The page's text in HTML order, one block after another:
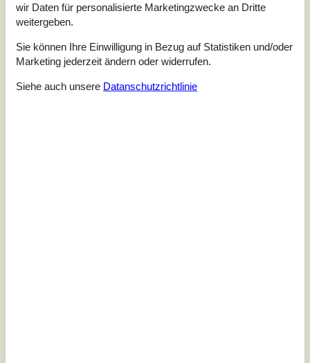
wir Daten für personalisierte Marketingzwecke an Dritte
weitergeben.
Sie können Ihre Einwilligung in Bezug auf Statistiken und/oder
Marketing jederzeit ändern oder widerrufen.
Siehe auch unsere Datanschutzrichtlinie